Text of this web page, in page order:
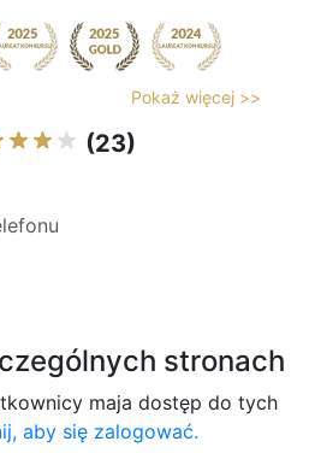
Pokaż więcej >>
(23)
stronach
maja dostęp do tych
aby się zalogować.